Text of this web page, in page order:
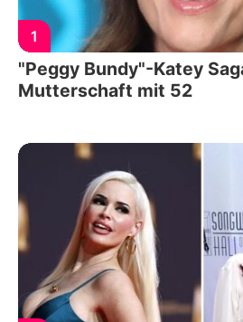
1
"Peggy Bundy"-Katey
Mutterschaft mit 52